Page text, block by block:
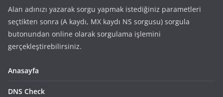
Alan adınızı yazarak sorgu yapmak istediğiniz parametleri
seçtikten sonra (A kaydı, MX kaydı NS sorgusu) sorgula
butonundan online olarak sorgulama işlemini
gerçekleştirebilirsiniz.
Anasayfa
DNS Check